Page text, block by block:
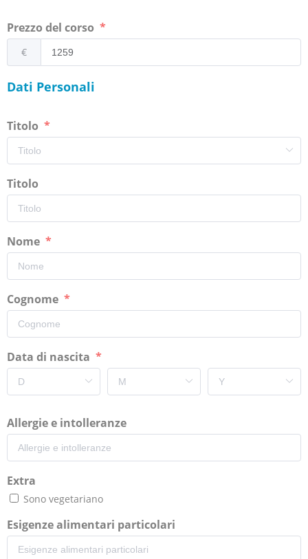
Prezzo del corso
€
Dati Personali
Titolo
Titolo
Nome
Cognome
Data di nascita
Allergie e intolleranze
Extra
Sono vegetariano
Esigenze alimentari particolari